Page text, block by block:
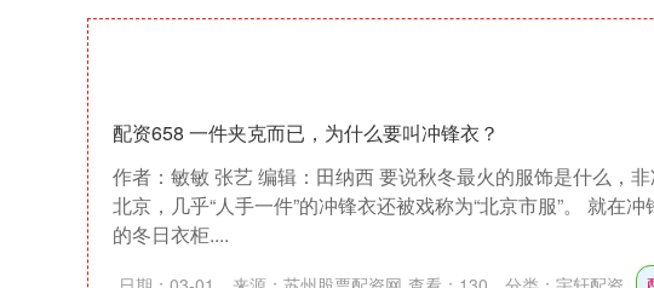
配资658 一件夹克而已，为什么要叫冲锋衣？
作者：敏敏 张艺 编辑：田纳西 要说秋冬最火的服饰是什么，
北京，几乎“人手一件”的冲锋衣还被戏称为“北京市服”。 就在
的冬日衣柜....